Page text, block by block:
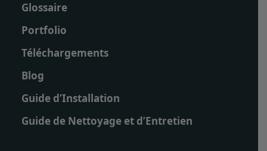
Glossaire
Portfolio
Téléchargements
Blog
Guide d’Installation
Guide de Nettoyage et d’Entretien